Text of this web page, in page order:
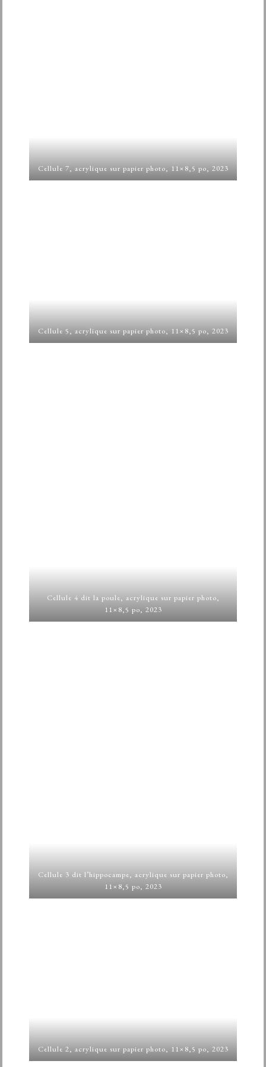
Cellule 7, acrylique sur papier photo, 11×8,5 po, 2023
Cellule 5, acrylique sur papier photo, 11×8,5 po, 2023
Cellule 4 dit la poule, acrylique sur papier photo,
11×8,5 po, 2023
Cellule 3 dit l’hippocampe, acrylique sur papier photo,
11×8,5 po, 2023
Cellule 2, acrylique sur papier photo, 11×8,5 po, 2023